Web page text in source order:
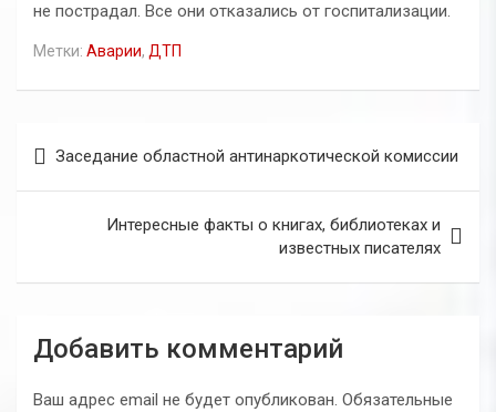
не пострадал. Все они отказались от госпитализации.
Метки: Аварии, ДТП
по
записям
Заседание областной антинаркотической комиссии
Интересные факты о книгах, библиотеках и
известных писателях
Добавить комментарий
Ваш адрес email не будет опубликован. Обязательные